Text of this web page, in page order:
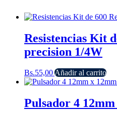
Resistencias Kit
precision 1/4W
Bs.55,00Añadir al carrito
Pulsador 4